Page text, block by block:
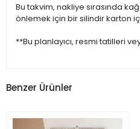
Bu takvim, nakliye sırasında
önlemek için bir silindir karton
**Bu planlayıcı, resmi tatilleri
Benzer Ürünler